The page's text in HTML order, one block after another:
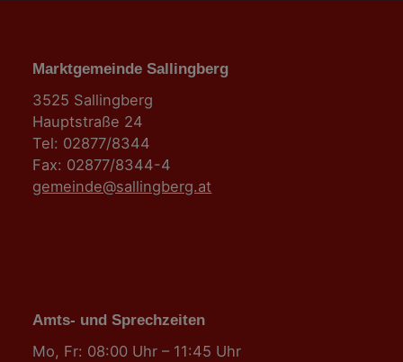
Marktgemeinde Sallingberg
3525 Sallingberg
Hauptstraße 24
Tel: 02877/8344
Fax: 02877/8344-4
gemeinde@sallingberg.at
Amts- und Sprechzeiten
Mo, Fr: 08:00 Uhr – 11:45 Uhr